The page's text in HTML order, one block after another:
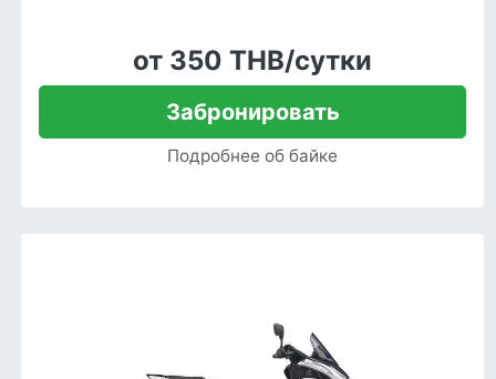
от 350 THB/сутки
Забронировать
Подробнее об байке